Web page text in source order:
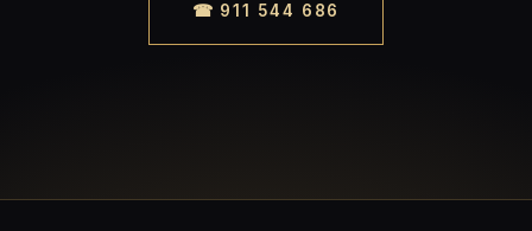
☎ 911 544 686